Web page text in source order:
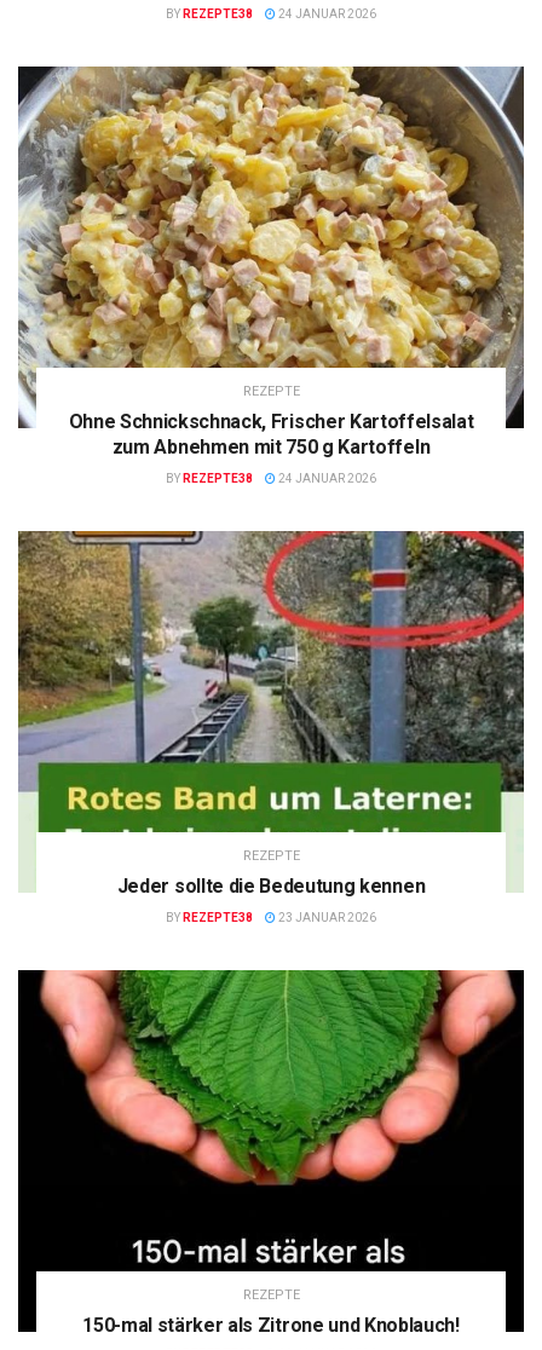
BY REZEPTE38 24 JANUAR 2026
REZEPTE
Ohne Schnickschnack, Frischer Kartoffelsalat
zum Abnehmen mit 750 g Kartoffeln
BY REZEPTE38 24 JANUAR 2026
REZEPTE
Jeder sollte die Bedeutung kennen
BY REZEPTE38 23 JANUAR 2026
REZEPTE
150-mal stärker als Zitrone und Knoblauch!